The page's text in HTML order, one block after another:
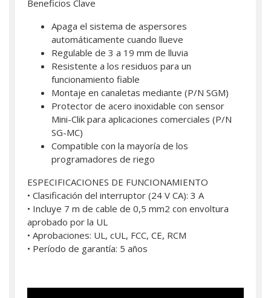
Beneficios Clave
Apaga el sistema de aspersores
automáticamente cuando llueve
Regulable de 3 a 19 mm de lluvia
Resistente a los residuos para un
funcionamiento fiable
Montaje en canaletas mediante (P/N SGM)
Protector de acero inoxidable con sensor
Mini-Clik para aplicaciones comerciales (P/N
SG-MC)
Compatible con la mayoría de los
programadores de riego
ESPECIFICACIONES DE FUNCIONAMIENTO
• Clasificación del interruptor (24 V CA): 3 A
• Incluye 7 m de cable de 0,5 mm2 con envoltura
aprobado por la UL
• Aprobaciones: UL, cUL, FCC, CE, RCM
• Período de garantía: 5 años